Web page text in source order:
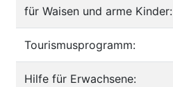
für Waisen und arme Kinder:
Tourismusprogramm:
Hilfe für Erwachsene: